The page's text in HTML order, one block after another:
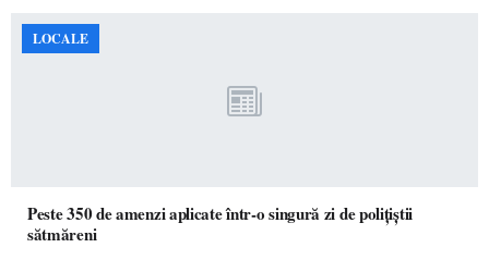
LOCALE
Peste 350 de amenzi aplicate într-o singură zi de polițiștii
sătmăreni